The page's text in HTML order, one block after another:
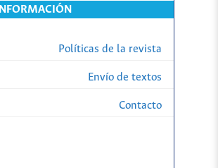
INFORMACIÓN
Políticas de la revista
Envío de textos
Contacto